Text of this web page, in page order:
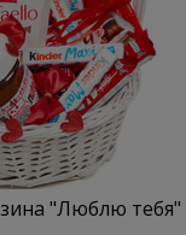
"Люблю тебя"